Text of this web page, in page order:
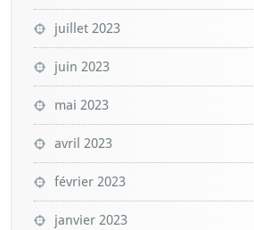
juillet 2023
juin 2023
mai 2023
avril 2023
février 2023
janvier 2023